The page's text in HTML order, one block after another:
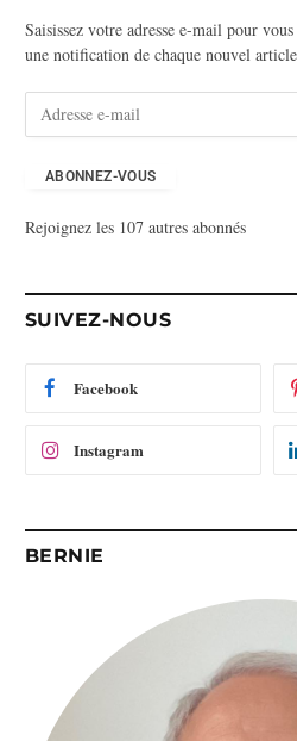
Saisissez votre adresse e-mail pour
une notification de chaque nouvel
s
-
m
ABONNEZ-VOUS
Rejoignez les 107 autres abonnés
SUIVEZ-NOUS
Facebook
Instagram
BERNIE